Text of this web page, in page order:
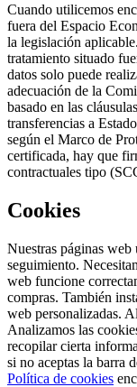
Cuando utilicemos
fuera del Espacio
la legislación
tratamiento situado
datos solo puede
adecuación de la
basado en las
transferencias a
según el Marco de
certificada, hay que
contractuales tipo
Cookies
Nuestras páginas
seguimiento.
web funcione
compras. También
web personalizadas.
Analizamos las
recopilar cierta
si no aceptas la barra
Política de cookies